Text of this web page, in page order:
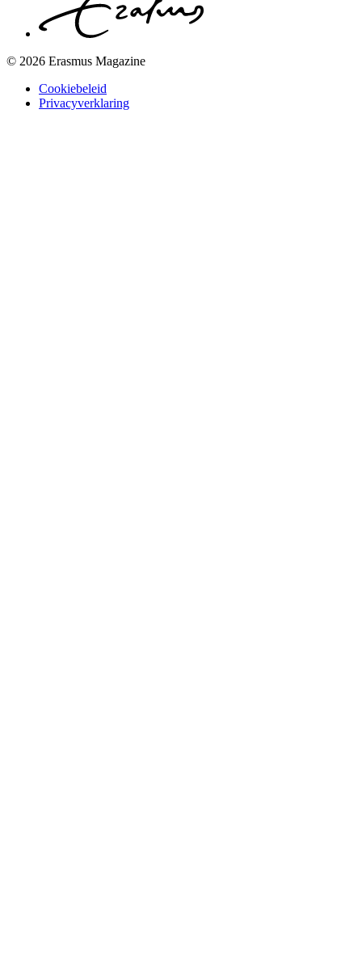
© 2026 Erasmus Magazine
Cookiebeleid
Privacyverklaring